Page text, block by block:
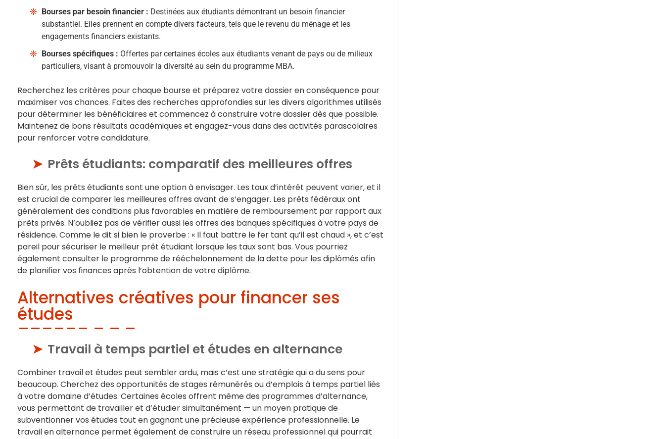
Bourses par besoin financier : Destinées aux étudiants démontrant un besoin financier
substantiel. Elles prennent en compte divers facteurs, tels que le revenu du ménage et les
engagements financiers existants.
Bourses spécifiques : Offertes par certaines écoles aux étudiants venant de pays ou de milieux
particuliers, visant à promouvoir la diversité au sein du programme MBA.
Recherchez les critères pour chaque bourse et préparez votre dossier en conséquence pour
maximiser vos chances. Faites des recherches approfondies sur les divers algorithmes utilisés
pour déterminer les bénéficiaires et commencez à construire votre dossier dès que possible.
Maintenez de bons résultats académiques et engagez-vous dans des activités parascolaires
pour renforcer votre candidature.
Prêts étudiants: comparatif des meilleures offres
Bien sûr, les prêts étudiants sont une option à envisager. Les taux d’intérêt peuvent varier, et il
est crucial de comparer les meilleures offres avant de s’engager. Les prêts fédéraux ont
généralement des conditions plus favorables en matière de remboursement par rapport aux
prêts privés. N’oubliez pas de vérifier aussi les offres des banques spécifiques à votre pays de
résidence. Comme le dit si bien le proverbe : « Il faut battre le fer tant qu’il est chaud », et c’est
pareil pour sécuriser le meilleur prêt étudiant lorsque les taux sont bas. Vous pourriez
également consulter le programme de rééchelonnement de la dette pour les diplômés afin
de planifier vos finances après l’obtention de votre diplôme.
Alternatives créatives pour financer ses
études
Travail à temps partiel et études en alternance
Combiner travail et études peut sembler ardu, mais c’est une stratégie qui a du sens pour
beaucoup. Cherchez des opportunités de stages rémunérés ou d’emplois à temps partiel liés
à votre domaine d’études. Certaines écoles offrent même des programmes d’alternance,
vous permettant de travailler et d’étudier simultanément — un moyen pratique de
subventionner vos études tout en gagnant une précieuse expérience professionnelle. Le
travail en alternance permet également de construire un réseau professionnel qui pourrait